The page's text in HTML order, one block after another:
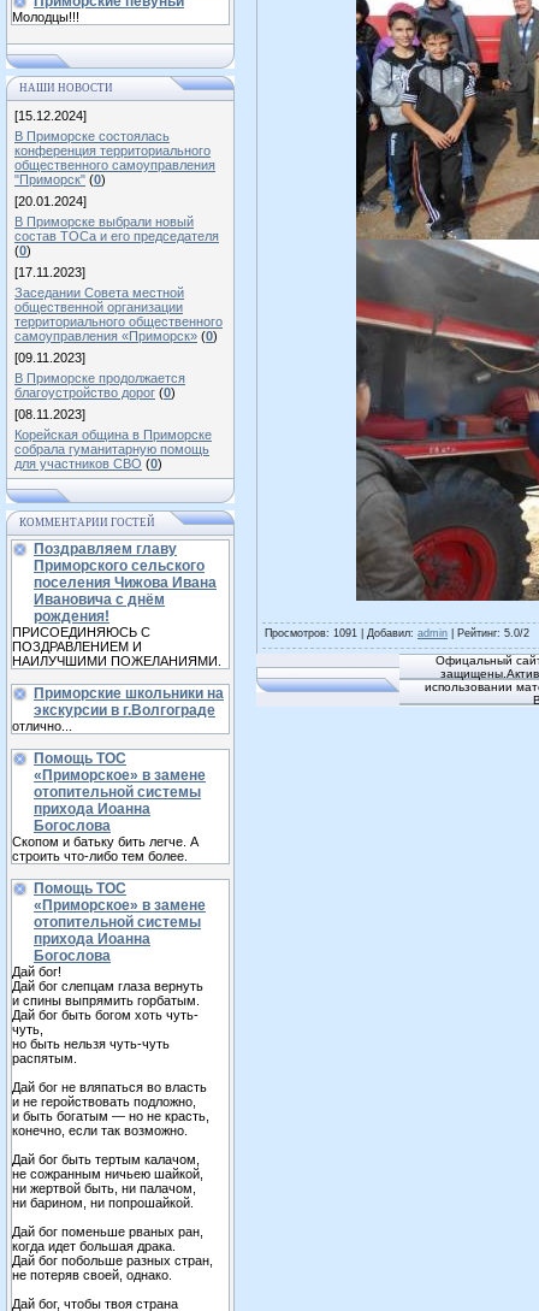
Молодцы!!!
НАШИ НОВОСТИ
[15.12.2024]
В Приморске состоялась
конференция территориального
общественного самоуправления
"Приморск" (0)
[20.01.2024]
В Приморске выбрали новый
состав ТОСа и его председателя
(0)
[17.11.2023]
Заседании Совета местной
общественной организации
территориального общественного
самоуправления «Приморск» (0)
[09.11.2023]
В Приморске продолжается
благоустройство дорог (0)
[08.11.2023]
Корейская община в Приморске
собрала гуманитарную помощь
для участников СВО (0)
КОММЕНТАРИИ ГОСТЕЙ
Поздравляем главу
Приморского сельского
поселения Чижова Ивана
Ивановича с днём
рождения!
ПРИСОЕДИНЯЮСЬ С
ПОЗДРАВЛЕНИЕМ И
НАИЛУЧШИМИ ПОЖЕЛАНИЯМИ.
Приморские школьники на
экскурсии в г.Волгограде
отлично...
Помощь ТОС
«Приморское» в замене
отопительной системы
прихода Иоанна
Богослова
Скопом и батьку бить легче. А
строить что-либо тем более.
Помощь ТОС
«Приморское» в замене
отопительной системы
прихода Иоанна
Богослова
Дай бог!
Дай бог слепцам глаза вернуть
и спины выпрямить горбатым.
Дай бог быть богом хоть чуть-
чуть,
но быть нельзя чуть-чуть
распятым.
Дай бог не вляпаться во власть
и не геройствовать подложно,
и быть богатым — но не красть,
конечно, если так возможно.
Дай бог быть тертым калачом,
не сожранным ничьею шайкой,
ни жертвой быть, ни палачом,
ни барином, ни попрошайкой.
Дай бог поменьше рваных ран,
когда идет большая драка.
Дай бог побольше разных стран,
не потеряв своей, однако.
Дай бог, чтобы твоя страна
Просмотров: 1091 | Добавил: admin Рейтинг: 5.0/2
Офицальный
использовании